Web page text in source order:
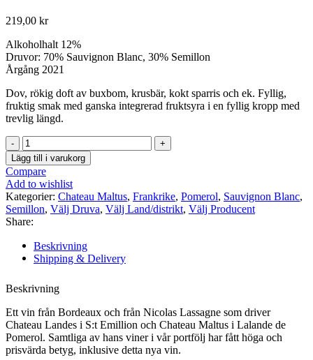
219,00 kr
Alkoholhalt 12%
Druvor: 70% Sauvignon Blanc, 30% Semillon
Årgång 2021
Dov, rökig doft av buxbom, krusbär, kokt sparris och ek. Fyllig,
fruktig smak med ganska integrerad fruktsyra i en fyllig kropp med
trevlig längd.
Château
Maltus
Ambre
de
Maltus
Bordeaux
Blanc
mängd
Lägg till i varukorg
Compare
Add to wishlist
Kategorier: Chateau Maltus, Frankrike, Pomerol, Sauvignon Blanc,
Semillon, Välj Druva, Välj Land/distrikt, Välj Producent
Share:
Beskrivning
Shipping & Delivery
Beskrivning
Ett vin från Bordeaux och från Nicolas Lassagne som driver
Chateau Landes i S:t Emillion och Chateau Maltus i Lalande de
Pomerol. Samtliga av hans viner i vår portfölj har fått höga och
prisvärda betyg, inklusive detta nya vin.